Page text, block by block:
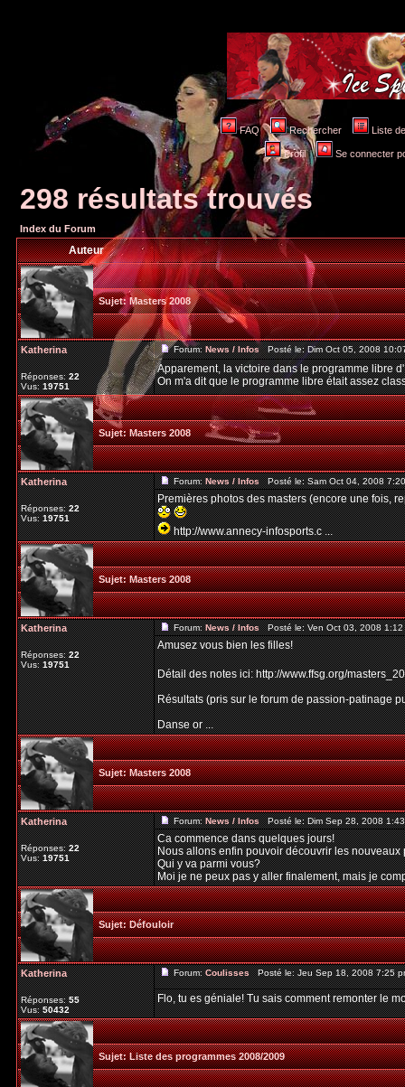
FAQ Rechercher Liste
Profil Se connecter
298 résultats trouvés
Index du Forum
Auteur
Sujet:Masters 2008
Katherina
Réponses:22
Vus:19751
Forum:News / InfosPosté le: Dim Oct 05, 2008
Apparement, la victoire dans le programme libre
On m'a dit que le programme libre était assez
Sujet:Masters 2008
Katherina
Réponses:22
Vus:19751
Forum:News / InfosPosté le: Sam Oct 04, 2008
Premières photos des masters (encore une fois,
http://www.annecy-infosports.c ...
Sujet:Masters 2008
Katherina
Réponses:22
Vus:19751
Forum:News / InfosPosté le: Ven Oct 03, 2008
Amusez vous bien les filles!
Détail des notes ici: http://www.ffsg.org/
Résultats (pris sur le forum de passion-patinage
Danse or ...
Sujet:Masters 2008
Katherina
Réponses:22
Vus:19751
Forum:News / InfosPosté le: Dim Sep 28, 2008
Ca commence dans quelques jours!
Nous allons enfin pouvoir découvrir les nouveaux
Qui y va parmi vous?
Moi je ne peux pas y aller finalement, mais je
Sujet:Défouloir
Katherina
Réponses:55
Vus:50432
Forum:CoulissesPosté le: Jeu Sep 18, 2008 7:25
Flo, tu es géniale! Tu sais comment remonter le
Sujet:Liste des programmes 2008/2009